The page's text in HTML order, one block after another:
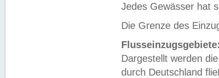
Jedes Gewässer hat
Die Grenze des
Dargestellt werden
durch Deutschland